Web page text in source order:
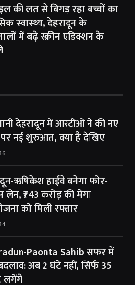
की लत से बिगड़ रहा बच्चों का
स्वास्थ्य, देहरादून के
में बढ़े स्क्रीन एडिक्शन के
देहरादून में आरटीओ ने की नए
नई शुरुआत, क्या है देखिए
ऋषिकेश हाईवे बनेगा फोर-
लेन, ₹743 करोड़ की मेगा
को मिली रफ्तार
Paonta Sahib सफर में
अब 2 घंटे नहीं, सिर्फ 35
लगेंगे